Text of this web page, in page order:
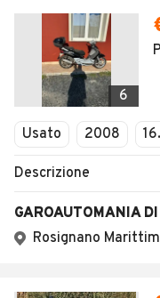
6
Usato 2008
Descrizione
GAROAUTOMANIA
Rosignano